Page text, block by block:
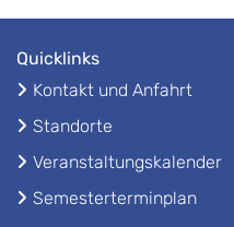
Quicklinks
Kontakt und Anfahrt
Standorte
Veranstaltungskalender
Semesterterminplan